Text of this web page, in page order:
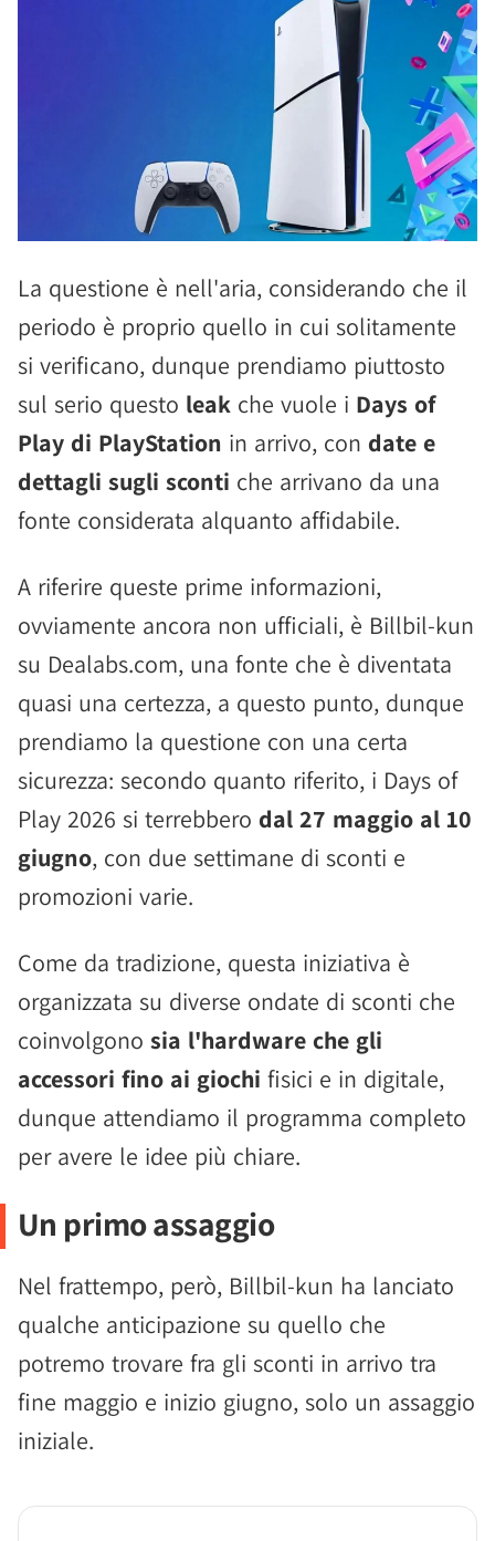
La questione è nell'aria, considerando che il
periodo è proprio quello in cui solitamente
si verificano, dunque prendiamo piuttosto
sul serio questo leak che vuole i Days of
Play di PlayStation in arrivo, con date e
dettagli sugli sconti che arrivano da una
fonte considerata alquanto affidabile.
A riferire queste prime informazioni,
ovviamente ancora non ufficiali, è Billbil-kun
su Dealabs.com, una fonte che è diventata
quasi una certezza, a questo punto, dunque
prendiamo la questione con una certa
sicurezza: secondo quanto riferito, i Days of
Play 2026 si terrebbero dal 27 maggio al 10
giugno, con due settimane di sconti e
promozioni varie.
Come da tradizione, questa iniziativa è
organizzata su diverse ondate di sconti che
coinvolgono sia l'hardware che gli
accessori fino ai giochi fisici e in digitale,
dunque attendiamo il programma completo
per avere le idee più chiare.
Un primo assaggio
Nel frattempo, però, Billbil-kun ha lanciato
qualche anticipazione su quello che
potremo trovare fra gli sconti in arrivo tra
fine maggio e inizio giugno, solo un assaggio
iniziale.